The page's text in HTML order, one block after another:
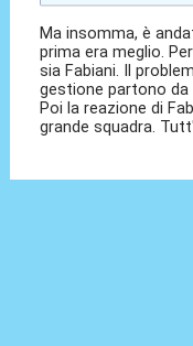
Ma insomma, è
prima era meglio.
sia Fabiani. Il
gestione partono
Poi la reazione di
grande squadra.